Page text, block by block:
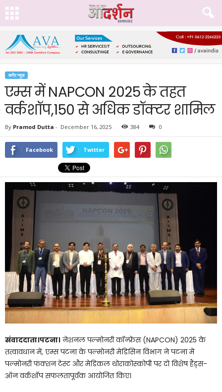
करेंट न्यूज़
एम्स में NAPCON 2025 के तहत
वर्कशॉप,150 से अधिक डॉक्टर शामिल
By Pramod Dutta - December 16, 2025 384 0
Facebook Twitter
संवाददाता।पटना। नेशनल पल्मोनरी कॉन्फ्रेंस (NAPCON) 2025 के
तत्वावधान में, एम्स पटना के पल्मोनरी मेडिसिन विभाग ने पटना में
पल्मोनरी फंक्शन टेस्ट और मेडिकल थोराकोस्कोपी पर दो विशेष हैंड्स-
ऑन वर्कशॉप सफलतापूर्वक आयोजित किए।